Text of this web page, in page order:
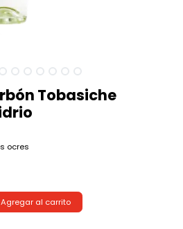
Tobasiche
ocres
Agregar al carrito